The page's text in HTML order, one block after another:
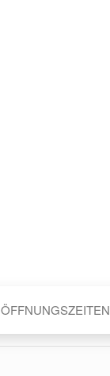
ÖFFNUNGSZEITEN